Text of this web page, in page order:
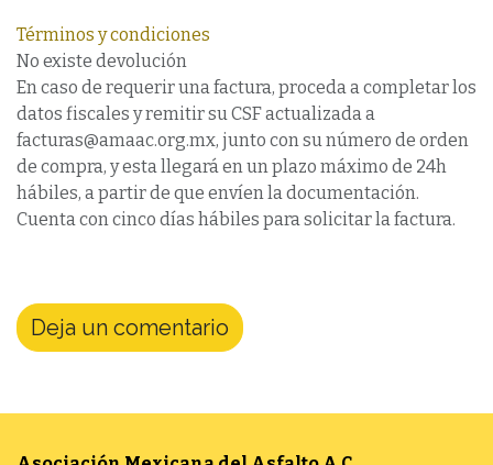
Términos y condiciones
No existe devolución
En caso de requerir una factura, proceda a completar los
datos fiscales y remitir su CSF actualizada a
facturas@amaac.org.mx, junto con su número de orden
de compra, y esta llegará en un plazo máximo de 24h
hábiles, a partir de que envíen la documentación.
Cuenta con cinco días hábiles para solicitar la factura.
Deja un comentario